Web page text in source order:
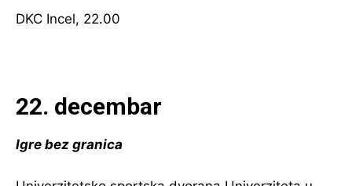
DKC Incel, 22.00
22. decembar
Igre bez granica